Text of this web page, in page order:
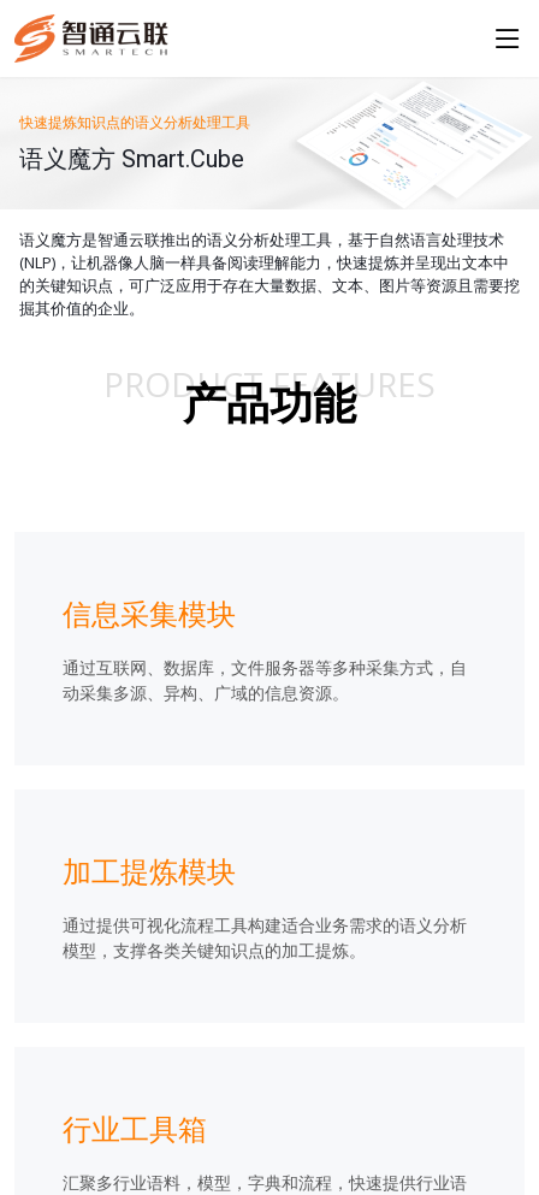
快速提炼知识点的语义分析处理工具
语义魔方 Smart.Cube
语义魔方是智通云联推出的语义分析处理工具，基于自然语言处理技术
(NLP)，让机器像人脑一样具备阅读理解能力，快速提炼并呈现出文本中
的关键知识点，可广泛应用于存在大量数据、文本、图片等资源且需要挖
掘其价值的企业。
PRODUCT FEATURES
产品功能
信息采集模块
通过互联网、数据库，文件服务器等多种采集方式，自
动采集多源、异构、广域的信息资源。
加工提炼模块
通过提供可视化流程工具构建适合业务需求的语义分析
模型，支撑各类关键知识点的加工提炼。
行业工具箱
汇聚多行业语料，模型，字典和流程，快速提供行业语